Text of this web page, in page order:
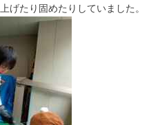
げたり固めたりしていました。